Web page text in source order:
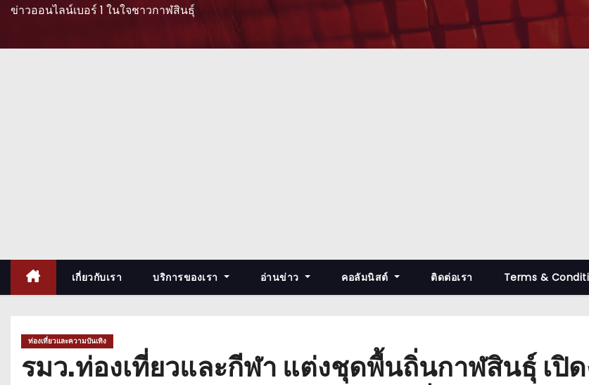
t
ข่าวออนไลน์เบอร์ 1 ในใจชาวกาฬสินธุ์
เกี่ยวกับเรา บริการของเรา อ่านข่าว คอลัมนิสต์ ติดต่อเรา Terms &
ท่องเที่ยวและความบันเทิง
รมว.ท่องเที่ยวและกีฬา แต่งชุดพื้นถิ่นกาฬสินธุ์ เ